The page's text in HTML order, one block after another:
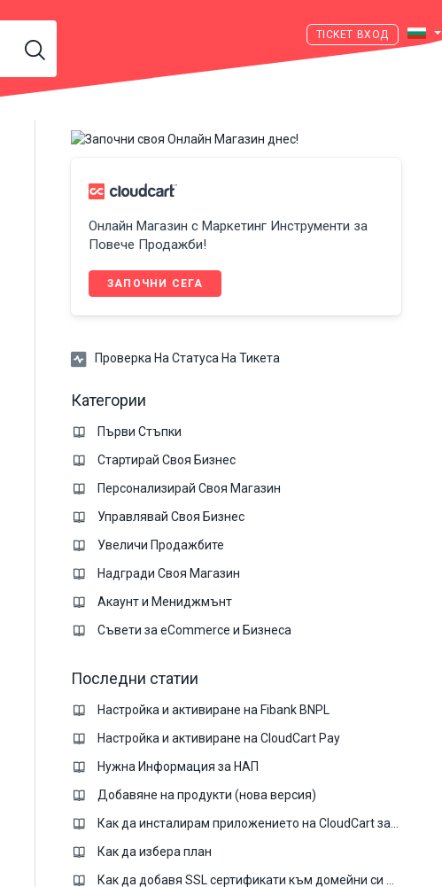
ВХОД
Онлайн Магазин с Маркетинг Инструменти за
Повече Продажби!
ЗАПОЧНИ СЕГА
Проверка На Статуса На Тикета
Категории
Първи Стъпки
Стартирай Своя Бизнес
Персонализирай Своя Магазин
Управлявай Своя Бизнес
Увеличи Продажбите
Надгради Своя Магазин
Акаунт и Мениджмънт
Съвети за eCommerce и Бизнеса
Последни статии
Настройка и активиране на Fibank BNPL
Настройка и активиране на CloudCart Pay
Нужна Информация за НАП
Добавяне на продукти (нова версия)
Как да избера план